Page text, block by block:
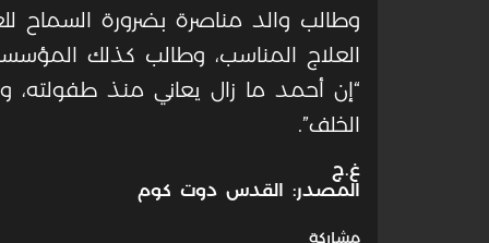
وطالب والد مناصرة بضرورة السماح
العلاج المناسب، وطالب كذلك
“إن أحمد ما زال يعاني منذ طفولته،
الخلف”.
غ.ج
المصدر: القدس دوت كوم
مشاركة